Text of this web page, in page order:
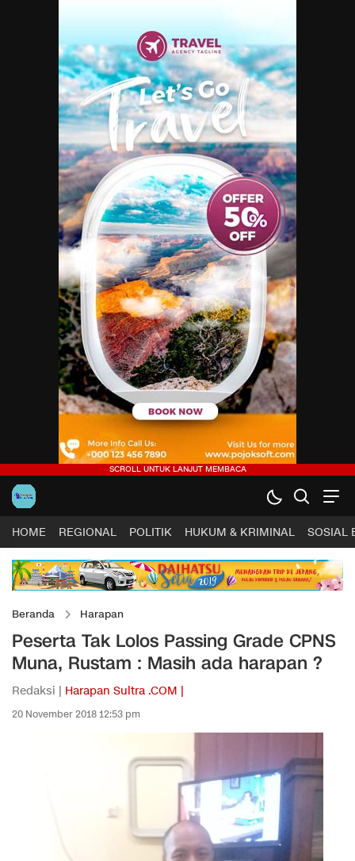
HOME REGIONAL POLITIK HUKUM & KRIMINAL SOSIAL
Beranda Harapan
Peserta Tak Lolos Passing Grade CPNS
Muna, Rustam : Masih ada harapan ?
Redaksi | Harapan Sultra .COM |
20 November 2018 12:53 pm